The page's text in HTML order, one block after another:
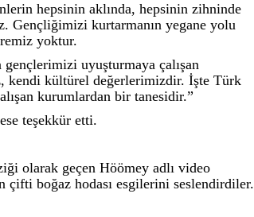
hepsinin aklında, hepsinin zihninde
Gençliğimizi kurtarmanın yegane yolu
yoktur.
uyuşturmaya çalışan
kendi kültürel değerlerimizdir. İşte Türk
kurumlardan bir tanesidir.”
teşekkür etti.
olarak geçen Höömey adlı video
boğaz hodası esgilerini seslendirdiler.